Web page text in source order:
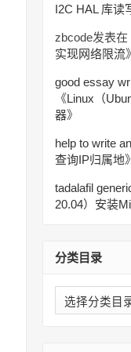
I2C HAL 库读
zbcode发表在
实现网络限流》
good essay
《Linux（
器》
help to write
查询IP归属地》
tadalafil
20.04）安装
分类目录
分
类